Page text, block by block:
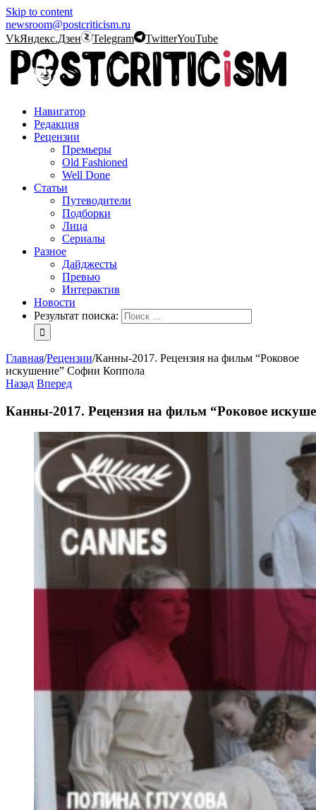
Skip to content
newsroom@postcriticism.ru
VkЯндекс.Дзен Telegram TwitterYouTube
Навигатор
Редакция
Рецензии
Премьеры
Old Fashioned
Well Done
Статьи
Путеводители
Подборки
Лица
Сериалы
Разное
Дайджесты
Превью
Интерактив
Новости
Результат поиска:
Главная/Рецензии/Канны-2017. Рецензия на фильм “Роковое
искушение” Софии Коппола
Назад Вперед
Канны-2017. Рецензия на фильм “Роковое